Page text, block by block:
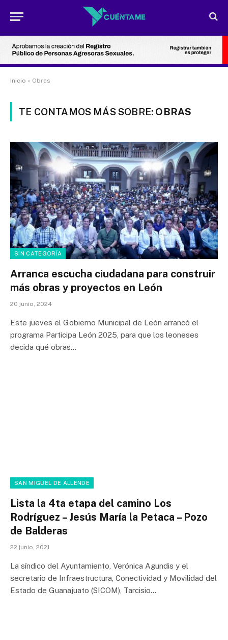
Inicio » Obras
TE CONTAMOS MÁS SOBRE: OBRAS
SIN CATEGORÍA
Arranca escucha ciudadana para construir
más obras y proyectos en León
20 junio, 2024
Este jueves el Gobierno Municipal de León arrancó el
programa Participa León 2025, para que los leoneses
decida qué obras…
SAN MIGUEL DE ALLENDE
Lista la 4ta etapa del camino Los
Rodríguez – Jesús María la Petaca – Pozo
de Balderas
22 junio, 2021
La síndico del Ayuntamiento, Verónica Agundis y el
secretario de Infraestructura, Conectividad y Movilidad del
Estado de Guanajuato (SICOM), Tarcisio…